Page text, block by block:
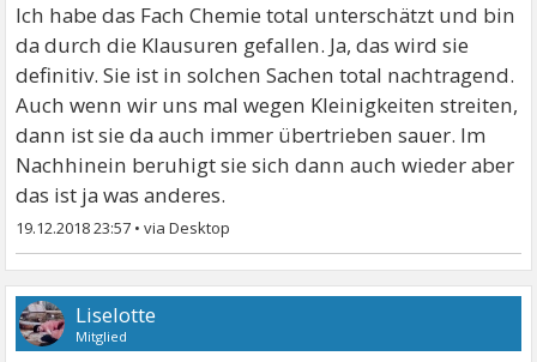
Ich habe das Fach Chemie total unterschätzt und bin
da durch die Klausuren gefallen. Ja, das wird sie
definitiv. Sie ist in solchen Sachen total nachtragend.
Auch wenn wir uns mal wegen Kleinigkeiten streiten,
dann ist sie da auch immer übertrieben sauer. Im
Nachhinein beruhigt sie sich dann auch wieder aber
das ist ja was anderes.
19.12.2018 23:57 •
Liselotte
Mitglied